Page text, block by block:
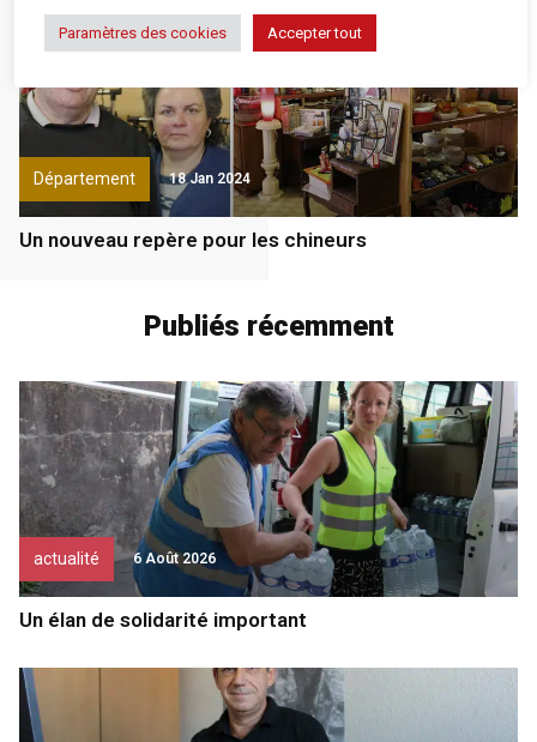
Département 18 Jan 2024
Un nouveau repère pour les chineurs
Publiés récemment
actualité 6 Août 2026
Un élan de solidarité important
Paramètres des cookies Accepter tout